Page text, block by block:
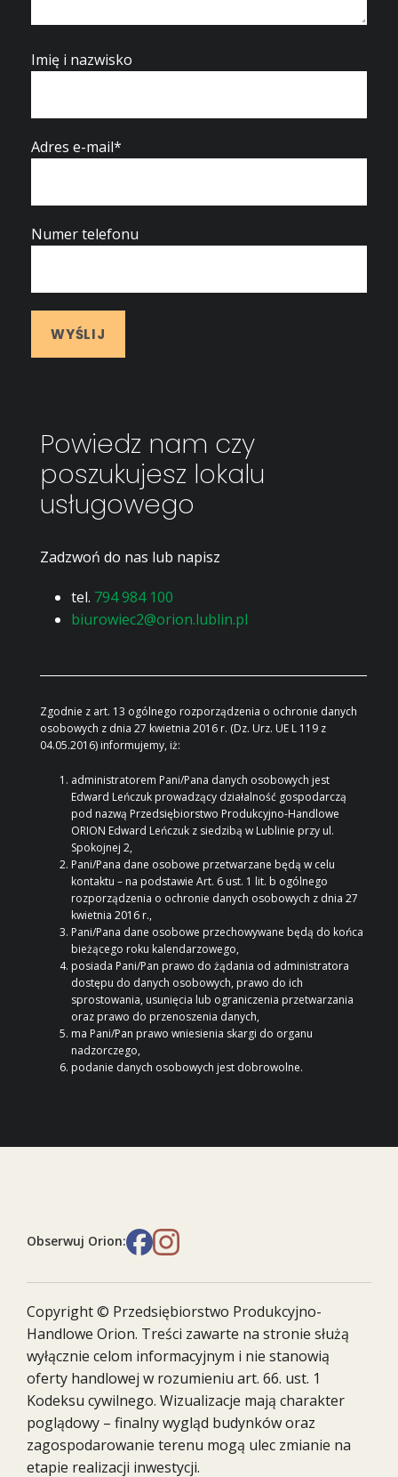
Imię i nazwisko
Adres e-mail*
Numer telefonu
Powiedz nam czy
poszukujesz lokalu
usługowego
Zadzwoń do nas lub napisz
tel. 794 984 100
biurowiec2@orion.lublin.pl
Zgodnie z art. 13 ogólnego rozporządzenia o ochronie danych
osobowych z dnia 27 kwietnia 2016 r. (Dz. Urz. UE L 119 z
04.05.2016) informujemy, iż:
administratorem Pani/Pana danych osobowych jest
Edward Leńczuk prowadzący działalność gospodarczą
pod nazwą Przedsiębiorstwo Produkcyjno-Handlowe
ORION Edward Leńczuk z siedzibą w Lublinie przy ul.
Spokojnej 2,
Pani/Pana dane osobowe przetwarzane będą w celu
kontaktu – na podstawie Art. 6 ust. 1 lit. b ogólnego
rozporządzenia o ochronie danych osobowych z dnia 27
kwietnia 2016 r.,
Pani/Pana dane osobowe przechowywane będą do końca
bieżącego roku kalendarzowego,
posiada Pani/Pan prawo do żądania od administratora
dostępu do danych osobowych, prawo do ich
sprostowania, usunięcia lub ograniczenia przetwarzania
oraz prawo do przenoszenia danych,
ma Pani/Pan prawo wniesienia skargi do organu
nadzorczego,
podanie danych osobowych jest dobrowolne.
Obserwuj Orion:
Copyright © Przedsiębiorstwo Produkcyjno-
Handlowe Orion. Treści zawarte na stronie służą
wyłącznie celom informacyjnym i nie stanowią
oferty handlowej w rozumieniu art. 66. ust. 1
Kodeksu cywilnego. Wizualizacje mają charakter
poglądowy – finalny wygląd budynków oraz
zagospodarowanie terenu mogą ulec zmianie na
etapie realizacji inwestycji.